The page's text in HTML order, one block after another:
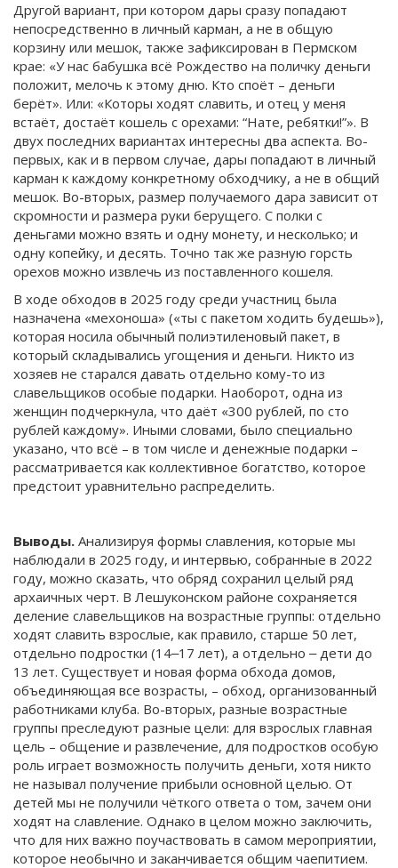
Другой вариант, при котором дары сразу попадают
непосредственно в личный карман, а не в общую
корзину или мешок, также зафиксирован в Пермском
крае: «У нас бабушка всё Рождество на поличку деньги
положит, мелочь к этому дню. Кто споёт – деньги
берёт». Или: «Которы ходят славить, и отец у меня
встаёт, достаёт кошель с орехами: “Нате, ребятки!”». В
двух последних вариантах интересны два аспекта. Во-
первых, как и в первом случае, дары попадают в личный
карман к каждому конкретному обходчику, а не в общий
мешок. Во-вторых, размер получаемого дара зависит от
скромности и размера руки берущего. С полки с
деньгами можно взять и одну монету, и несколько; и
одну копейку, и десять. Точно так же разную горсть
орехов можно извлечь из поставленного кошеля.
В ходе обходов в 2025 году среди участниц была
назначена «мехоноша» («ты с пакетом ходить будешь»),
которая носила обычный полиэтиленовый пакет, в
который складывались угощения и деньги. Никто из
хозяев не старался давать отдельно кому-то из
славельщиков особые подарки. Наоборот, одна из
женщин подчеркнула, что даёт «300 рублей, по сто
рублей каждому». Иными словами, было специально
указано, что всё – в том числе и денежные подарки –
рассматривается как коллективное богатство, которое
предстоит уравнительно распределить.
Выводы. Анализируя формы славления, которые мы
наблюдали в 2025 году, и интервью, собранные в 2022
году, можно сказать, что обряд сохранил целый ряд
архаичных черт. В Лешуконском районе сохраняется
деление славельщиков на возрастные группы: отдельно
ходят славить взрослые, как правило, старше 50 лет,
отдельно подростки (14‒17 лет), а отдельно ‒ дети до
13 лет. Существует и новая форма обхода домов,
объединяющая все возрасты, – обход, организованный
работниками клуба. Во-вторых, разные возрастные
группы преследуют разные цели: для взрослых главная
цель – общение и развлечение, для подростков особую
роль играет возможность получить деньги, хотя никто
не называл получение прибыли основной целью. От
детей мы не получили чёткого ответа о том, зачем они
ходят на славление. Однако в целом можно заключить,
что для них важно поучаствовать в самом мероприятии,
которое необычно и заканчивается общим чаепитием.